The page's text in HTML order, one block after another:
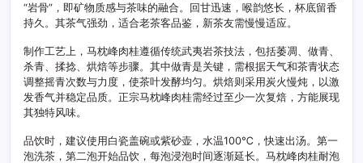
“岩骨”，即矿物质感与茶味的融合。回甘迅速，喉韵悠长，杯底留香
持久。其茶气强劲，适合老茶客品鉴，新茶友需慢慢适应。
制作工艺上，马枕峰肉桂遵循传统武夷岩茶技法，包括萎凋、做青、
杀青、揉捻、烘焙等步骤。其中做青是关键，需根据天气和茶青状态
调整摇青次数与力度，使茶叶发酵均匀。烘焙则采用炭火慢炖，以激
发香气并稳定品质。正宗马枕峰肉桂需经过至少一次复焙，方能展现
其独特风味。
品饮时，建议使用白瓷盖碗或紫砂壶，水温100℃，快速出汤。第一
泡洗茶，第二泡开始品饮，每泡浸泡时间逐渐延长。马枕峰肉桂耐泡